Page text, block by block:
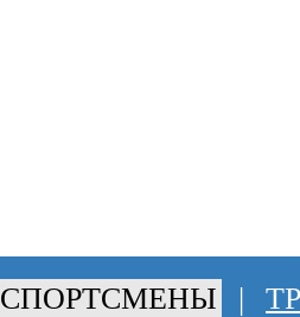
СПОРТСМЕНЫ |